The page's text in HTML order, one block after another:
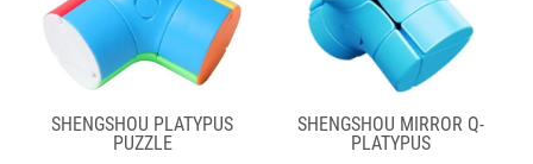
SHENGSHOU PLATYPUS
PUZZLE
SHENGSHOU MIRROR Q-
PLATYPUS